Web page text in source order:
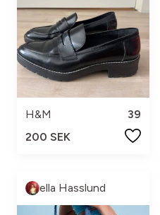
H&M
39
200 SEK
ella Hasslund